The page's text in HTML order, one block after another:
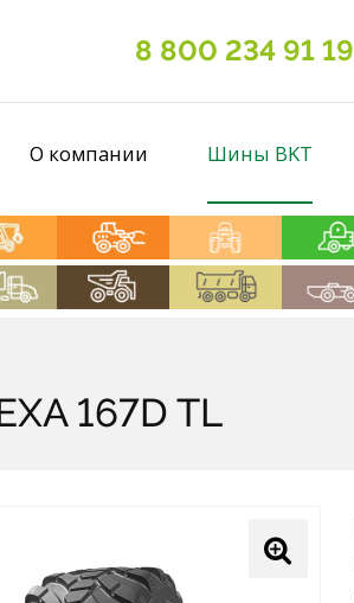
8 800 234 91 19
О компании Шины BKT
167D TL